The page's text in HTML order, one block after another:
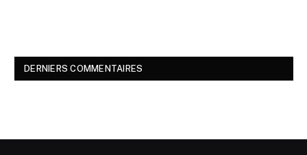
DERNIERS COMMENTAIRES